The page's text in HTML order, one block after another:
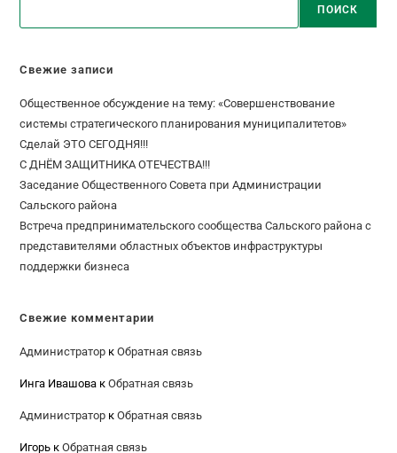
ПОИСК
Свежие записи
Общественное обсуждение на тему: «Совершенствование
системы стратегического планирования муниципалитетов»
Сделай ЭТО СЕГОДНЯ!!!
С ДНЁМ ЗАЩИТНИКА ОТЕЧЕСТВА!!!
Заседание Общественного Совета при Администрации
Сальского района
Встреча предпринимательского сообщества Сальского района с
представителями областных объектов инфраструктуры
поддержки бизнеса
Свежие комментарии
Администратор кОбратная связь
Инга Ивашова кОбратная связь
Администратор кОбратная связь
Игорь кОбратная связь